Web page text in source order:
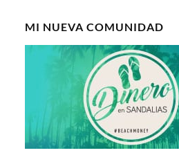
MI NUEVA COMUNIDAD